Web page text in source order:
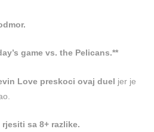
game vs. the Pelicans.**
Love preskoci ovaj duel jer je
sa 8+ razlike.